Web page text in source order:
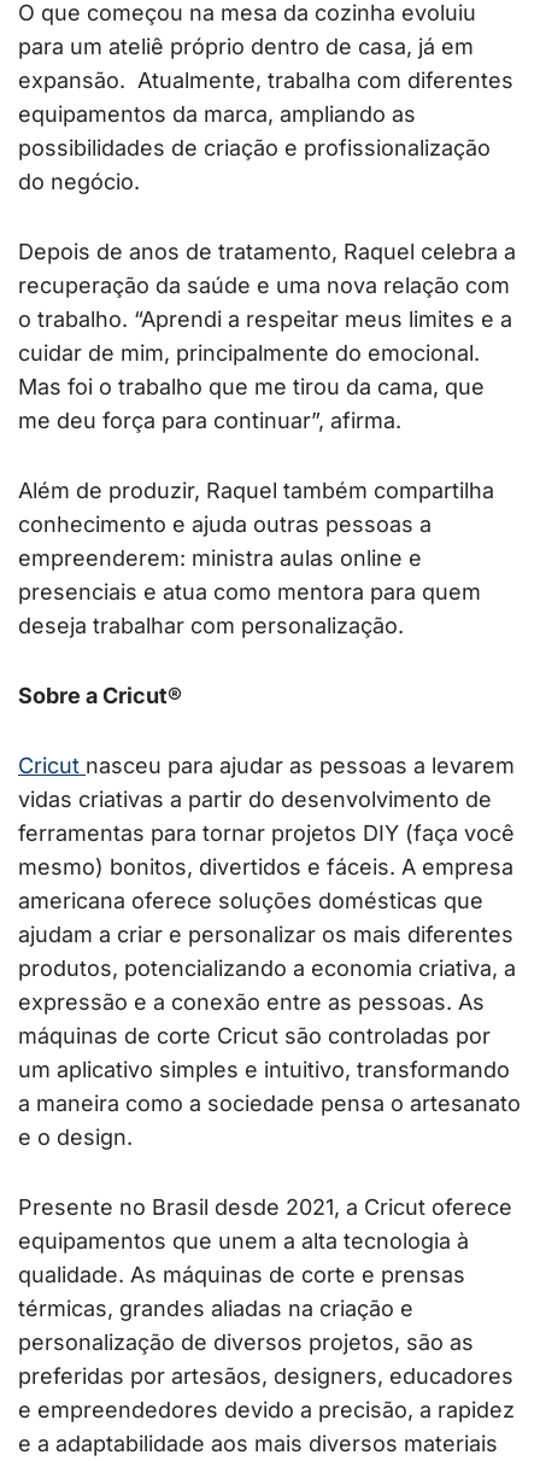
O que começou na mesa da cozinha evoluiu
para um ateliê próprio dentro de casa, já em
expansão. Atualmente, trabalha com diferentes
equipamentos da marca, ampliando as
possibilidades de criação e profissionalização
do negócio.
Depois de anos de tratamento, Raquel celebra a
recuperação da saúde e uma nova relação com
o trabalho. “Aprendi a respeitar meus limites e a
cuidar de mim, principalmente do emocional.
Mas foi o trabalho que me tirou da cama, que
me deu força para continuar”, afirma.
Além de produzir, Raquel também compartilha
conhecimento e ajuda outras pessoas a
empreenderem: ministra aulas online e
presenciais e atua como mentora para quem
deseja trabalhar com personalização.
Sobre a Cricut®
Cricut nasceu para ajudar as pessoas a levarem
vidas criativas a partir do desenvolvimento de
ferramentas para tornar projetos DIY (faça você
mesmo) bonitos, divertidos e fáceis. A empresa
americana oferece soluções domésticas que
ajudam a criar e personalizar os mais diferentes
produtos, potencializando a economia criativa, a
expressão e a conexão entre as pessoas. As
máquinas de corte Cricut são controladas por
um aplicativo simples e intuitivo, transformando
a maneira como a sociedade pensa o artesanato
e o design.
Presente no Brasil desde 2021, a Cricut oferece
equipamentos que unem a alta tecnologia à
qualidade. As máquinas de corte e prensas
térmicas, grandes aliadas na criação e
personalização de diversos projetos, são as
preferidas por artesãos, designers, educadores
e empreendedores devido a precisão, a rapidez
e a adaptabilidade aos mais diversos materiais